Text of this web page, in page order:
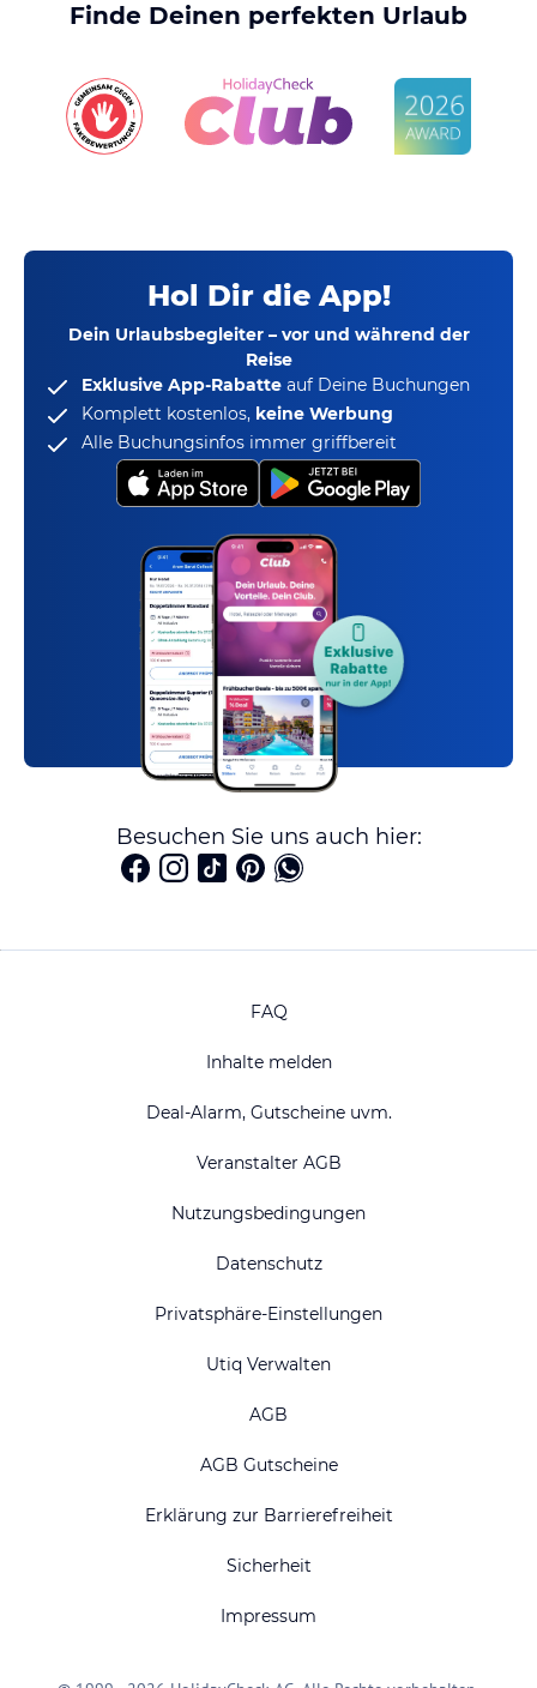
Finde Deinen perfekten Urlaub
Hol Dir die App!
Dein Urlaubsbegleiter – vor und während der
Reise
Exklusive App-Rabatte auf Deine Buchungen
Komplett kostenlos, keine Werbung
Alle Buchungsinfos immer griffbereit
Besuchen Sie uns auch hier:
FAQ
Inhalte melden
Deal-Alarm, Gutscheine uvm.
Veranstalter AGB
Nutzungsbedingungen
Datenschutz
Privatsphäre-Einstellungen
Utiq Verwalten
AGB
AGB Gutscheine
Erklärung zur Barrierefreiheit
Sicherheit
Impressum